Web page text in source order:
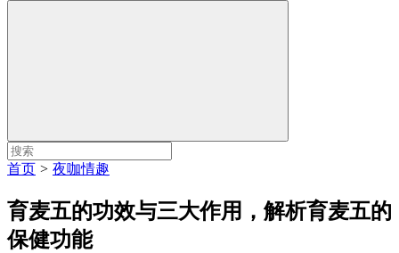
首页 > 夜咖情趣
育麦五的功效与三大作用，解析育麦五的
保健功能